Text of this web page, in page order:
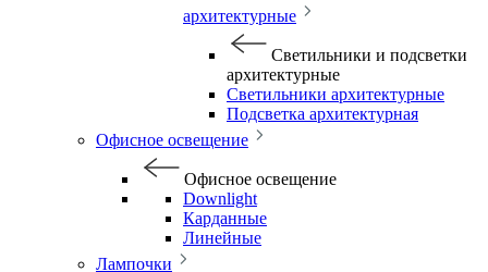
архитектурные
Светильники и подсветки
архитектурные
Светильники архитектурные
Подсветка архитектурная
Офисное освещение
Офисное освещение
Downlight
Карданные
Линейные
Лампочки